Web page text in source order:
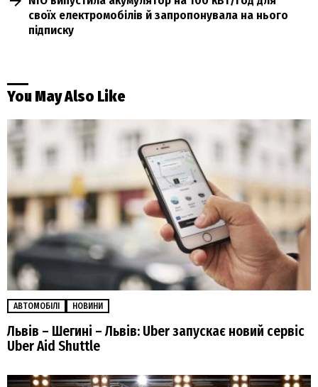
своїх електромобілів й запропонувала на нього
підписку
You May Also Like
АВТОМОБІЛІ НОВИНИ
Львів – Шегині – Львів: Uber запускає новий сервіс
Uber Aid Shuttle